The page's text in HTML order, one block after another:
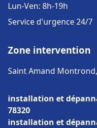
Lun-Ven: 8h-19h
Service d'urgence 24/7
Zone intervention
Saint Amand
installation et
78320
installation et